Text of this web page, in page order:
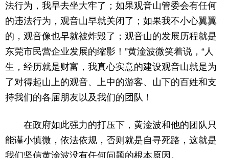
法行为，我早去坐大牢了；如果观音山管委会有任何
的违法行为，观音山早就关闭了；如果我不小心翼翼
的，观音像也早就被炸毁了；观音山的发展历程就是
东莞市民营企业发展的缩影！”黄淦波微笑着说，“人
生，经历就是财富，我真心实意的建设观音山就是为
了对得起山上的观音、上中的游客、山下的百姓和支
持我们的各届朋友以及我们的团队！
在政府如此强力的打压下，黄淦波和他的团队只
能谨小慎微，依法依规，否则就是自寻死路，这就是
我们坚信黄淦波没有任何问题的根本原因。